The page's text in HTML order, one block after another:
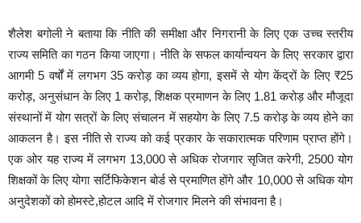
शैलेश बगोली ने बताया कि नीति की समीक्षा और निगरानी के लिए एक उच्च स्तरीय
राज्य समिति का गठन किया जाएगा। नीति के सफल कार्यान्वयन के लिए सरकार द्वारा
आगमी 5 वर्षों में लगभग 35 करोड़ का व्यय होगा, इसमें से योग केंद्रों के लिए ₹25
करोड़, अनुसंधान के लिए 1 करोड़, शिक्षक प्रमाणन के लिए 1.81 करोड़ और मौजूदा
संस्थानों में योग सत्रों के लिए संचालन में सहयोग के लिए 7.5 करोड़ के व्यय होने का
आकलन है। इस नीति से राज्य को कई प्रकार के सकारात्मक परिणाम प्राप्त होंगे।
एक ओर यह राज्य में लगभग 13,000 से अधिक रोजगार सृजित करेगी, 2500 योग
शिक्षकों के लिए योगा सर्टिफिकेशन बोर्ड से प्रमाणित होंगे और 10,000 से अधिक योग
अनुदेशकों को होमस्टे,होटल आदि में रोजगार मिलने की संभावना है।